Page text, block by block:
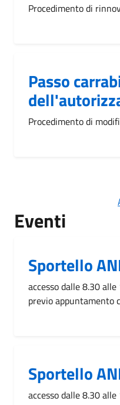
Procedimento di
Passo
Procedimento di
Eventi
Sportello
accesso dalle 8.30
previo appuntamento
Sportello
accesso dalle 8.30